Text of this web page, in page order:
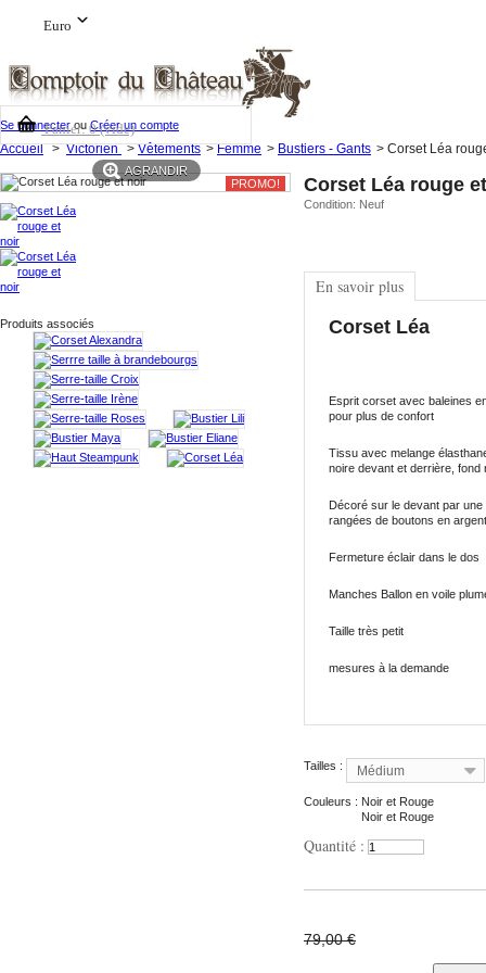
Euro
Se connecterouCréer un compte
Panier: 0 (vide)
Accueil > Victorien > Vêtements > Femme > Bustiers - Gants > Corset Léa
PROMO!
AGRANDIR
Produits associés
Corset Léa rouge
Condition: Neuf
En savoir plus
Corset Léa
Esprit corset avec baleines
pour plus de confort
Tissu avec melange
noire devant et derrière, fond
Décoré sur le devant par une
rangées de boutons en
Fermeture éclair dans le dos
Manches Ballon en voile
Taille très petit
mesures à la demande
Tailles : Médium
Couleurs : Noir et Rouge
Noir et Rouge
Quantité :
79,00 €